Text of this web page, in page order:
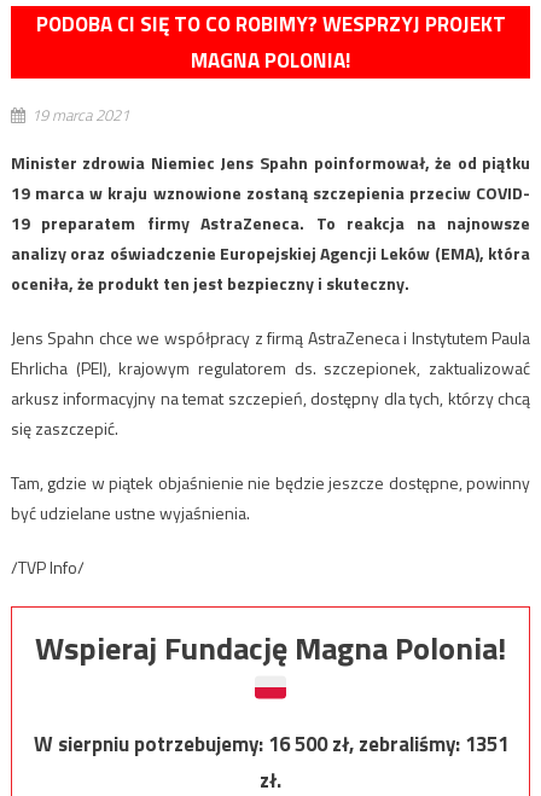
PODOBA CI SIĘ TO CO ROBIMY? WESPRZYJ PROJEKT
MAGNA POLONIA!
19 marca 2021
Minister zdrowia Niemiec Jens Spahn poinformował, że od piątku
19 marca w kraju wznowione zostaną szczepienia przeciw COVID-
19 preparatem firmy AstraZeneca. To reakcja na najnowsze
analizy oraz oświadczenie Europejskiej Agencji Leków (EMA), która
oceniła, że produkt ten jest bezpieczny i skuteczny.
Jens Spahn chce we współpracy z firmą AstraZeneca i Instytutem Paula
Ehrlicha (PEI), krajowym regulatorem ds. szczepionek, zaktualizować
arkusz informacyjny na temat szczepień, dostępny dla tych, którzy chcą
się zaszczepić.
Tam, gdzie w piątek objaśnienie nie będzie jeszcze dostępne, powinny
być udzielane ustne wyjaśnienia.
/TVP Info/
Wspieraj Fundację Magna Polonia!
W sierpniu potrzebujemy:16 500zł, zebraliśmy:1351
zł.